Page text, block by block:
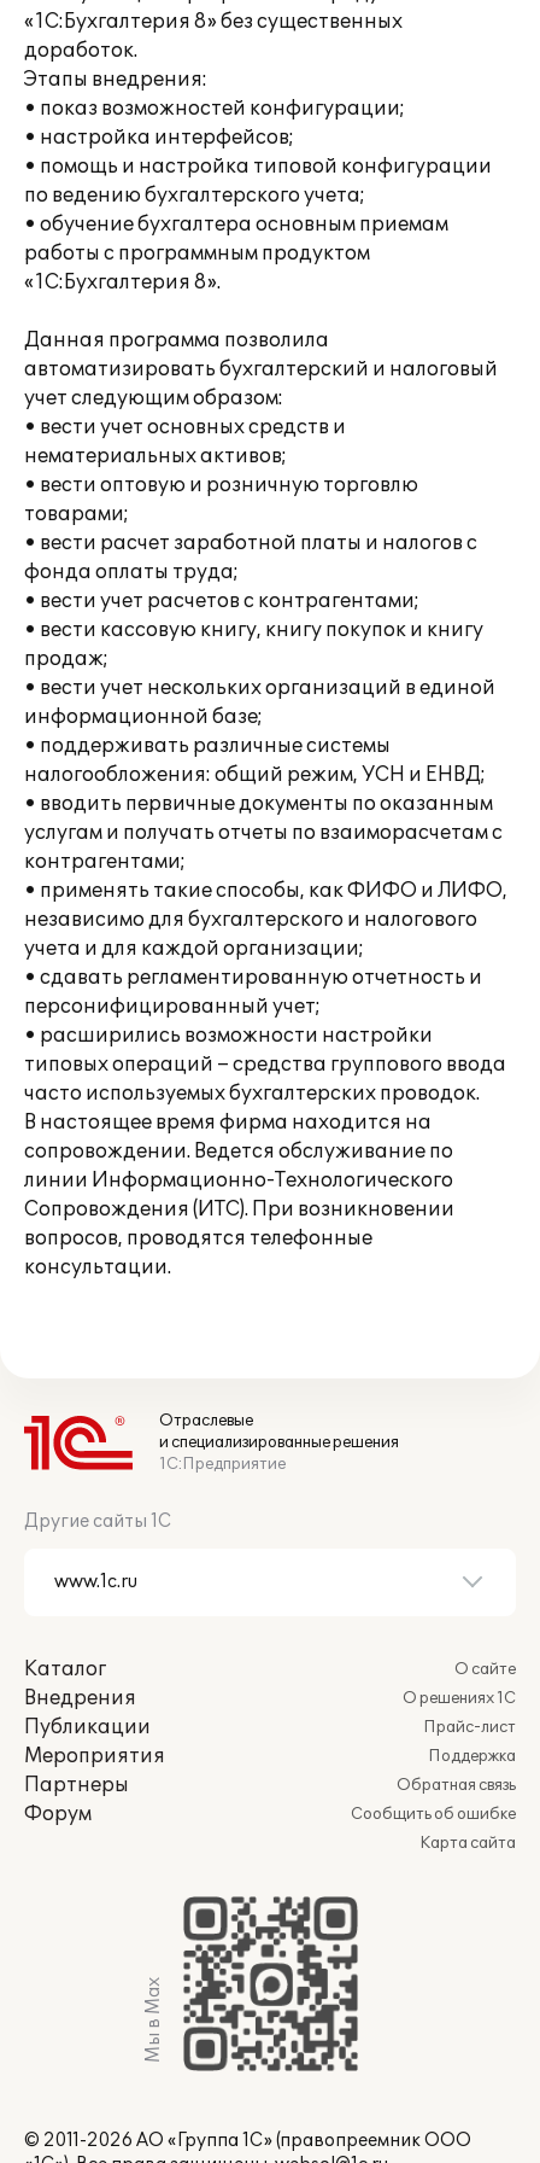
«1C:Бухгалтерия 8» без существенных
доработок.
Этапы внедрения:
• показ возможностей конфигурации;
• настройка интерфейсов;
• помощь и настройка типовой конфигурации
по ведению бухгалтерского учета;
• обучение бухгалтера основным приемам
работы с программным продуктом
«1С:Бухгалтерия 8».
Данная программа позволила
автоматизировать бухгалтерский и налоговый
учет следующим образом:
• вести учет основных средств и
нематериальных активов;
• вести оптовую и розничную торговлю
товарами;
• вести расчет заработной платы и налогов с
фонда оплаты труда;
• вести учет расчетов с контрагентами;
• вести кассовую книгу, книгу покупок и книгу
продаж;
• вести учет нескольких организаций в единой
информационной базе;
• поддерживать различные системы
налогообложения: общий режим, УСН и ЕНВД;
• вводить первичные документы по оказанным
услугам и получать отчеты по взаиморасчетам с
контрагентами;
• применять такие способы, как ФИФО и ЛИФО,
независимо для бухгалтерского и налогового
учета и для каждой организации;
• сдавать регламентированную отчетность и
персонифицированный учет;
• расширились возможности настройки
типовых операций – средства группового ввода
часто используемых бухгалтерских проводок.
В настоящее время фирма находится на
сопровождении. Ведется обслуживание по
линии Информационно-Технологического
Сопровождения (ИТС). При возникновении
вопросов, проводятся телефонные
консультации.
Отраслевые
и специализированные решения
1С:Предприятие
Другие сайты 1С
Каталог
Внедрения
Публикации
Мероприятия
Партнеры
Форум
О сайте
О решениях 1С
Прайс-лист
Поддержка
Обратная связь
Сообщить об ошибке
Карта сайта
Мы в Max
© 2011-2026 АО «Группа 1С» (правопреемник ООО